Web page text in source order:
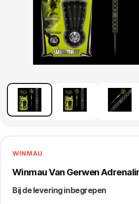
WINMAU
Winmau Van Gerwen
Bij de levering inbegrepen